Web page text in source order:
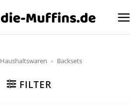
Haushaltswaren » Backsets
FILTER